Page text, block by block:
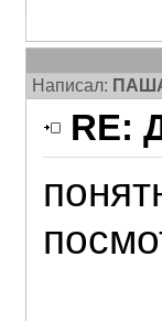
Написал:
RE: